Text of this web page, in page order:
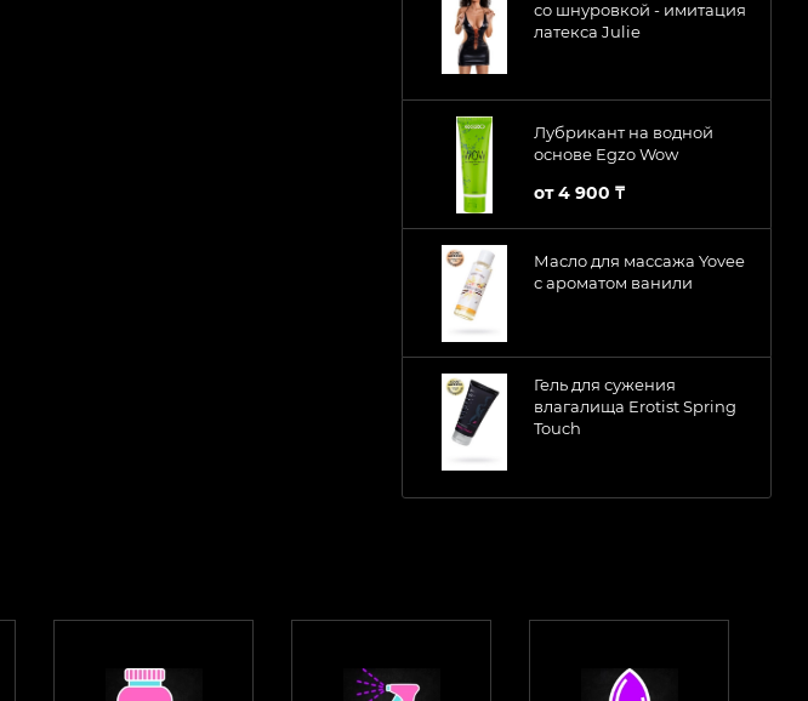
со шнуровкой - имитация
латекса Julie
Лубрикант на водной
основе Egzo Wow
от4 900 ₸
Масло для массажа Yovee
с ароматом ванили
Гель для сужения
влагалища Erotist Spring
Touch